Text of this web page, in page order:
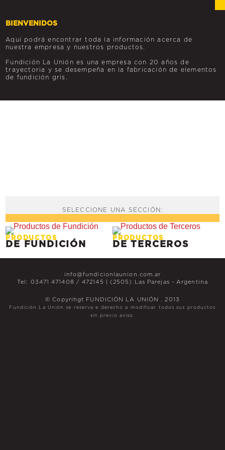
BIENVENIDOS
Aquí podrá encontrar toda la información acerca de
nuestra empresa y nuestros productos.
Fundición La Unión es una empresa con 20 años de
trayectoria y se desempeña en la fabricación de elementos
de fundición gris.
SELECCIONE UNA SECCIÓN:
PRODUCTOS
DE FUNDICIÓN
PRODUCTOS
DE TERCEROS
info@fundicionlaunion.com.ar
Tel: 03471 471408 / 472145 | (2505) Las Parejas - Argentina
© Copyrihgt FUNDICIÓN LA UNIÓN . 2013
Fundición La Unión se reserva e derecho a modificar todos sus productos
sin previo aviso.